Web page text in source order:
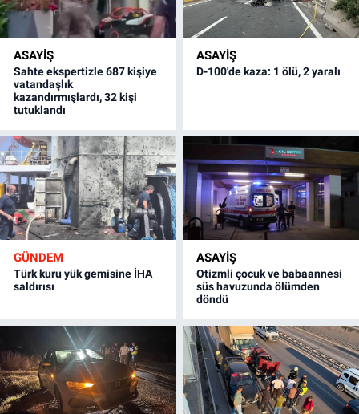
ASAYİŞ
Sahte ekspertizle 687 kişiye
vatandaşlık
kazandırmışlardı, 32 kişi
tutuklandı
ASAYİŞ
D-100'de kaza: 1 ölü, 2 yaralı
GÜNDEM
Türk kuru yük gemisine İHA
saldırısı
ASAYİŞ
Otizmli çocuk ve babaannesi
süs havuzunda ölümden
döndü